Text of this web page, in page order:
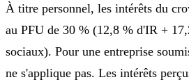
À titre personnel, les intérêts du
au PFU de 30 % (12,8 % d'IR +
sociaux). Pour une entreprise
ne s'applique pas. Les intérêts